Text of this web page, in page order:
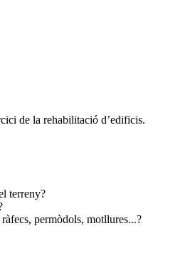
de la rehabilitació d’edificis.
terreny?
permòdols, motllures...?